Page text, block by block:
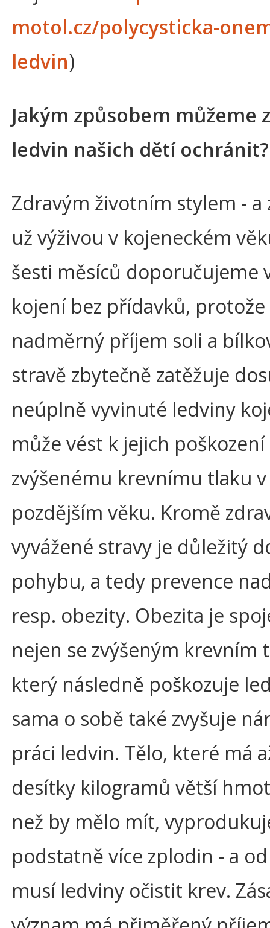
motol.cz/polycysticka-
ledvin)
Jakým způsobem můžeme
ledvin našich dětí ochránit?
Zdravým životním stylem - a
už výživou v kojeneckém
šesti měsíců doporučujeme
kojení bez přídavků, protože
nadměrný příjem soli a
stravě zbytečně zatěžuje
neúplně vyvinuté ledviny
může vést k jejich
zvýšenému krevnímu tlaku v
pozdějším věku. Kromě
vyvážené stravy je důležitý
pohybu, a tedy prevence
resp. obezity. Obezita je
nejen se zvýšeným krevním
který následně poškozuje
sama o sobě také zvyšuje
práci ledvin. Tělo, které má
desítky kilogramů větší
než by mělo mít,
podstatně více zplodin - a
musí ledviny očistit krev.